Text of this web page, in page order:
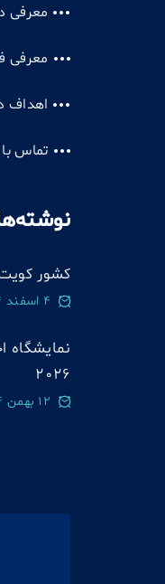
معرفی
معرفی
اهداف
تماس با
کشور کویت
4 اسفند 1404
نمایشگاه
2026
12 بهمن 1404